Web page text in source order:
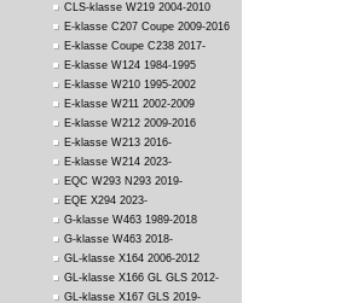
CLS-klasse W219 2004-2010
E-klasse C207 Coupe 2009-2016
E-klasse Coupe C238 2017-
E-klasse W124 1984-1995
E-klasse W210 1995-2002
E-klasse W211 2002-2009
E-klasse W212 2009-2016
E-klasse W213 2016-
E-klasse W214 2023-
EQC W293 N293 2019-
EQE X294 2023-
G-klasse W463 1989-2018
G-klasse W463 2018-
GL-klasse X164 2006-2012
GL-klasse X166 GL GLS 2012-
GL-klasse X167 GLS 2019-